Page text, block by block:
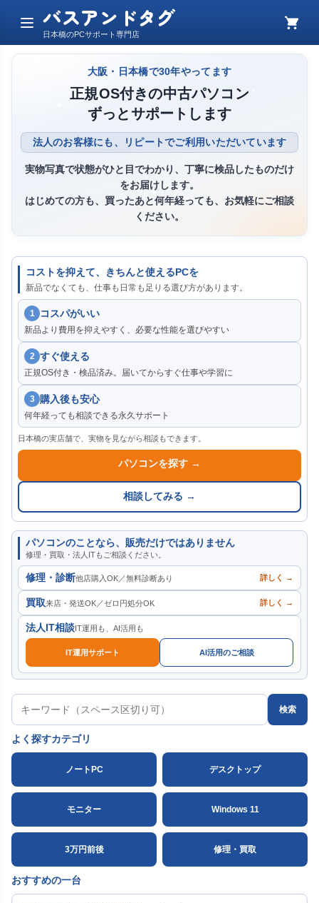
メ
ュ
バスアンドタグ
日本橋のPCサポート専門店
カ
ト
大阪・日本橋で30年やってます
正規OS付きの中古パソコン
ずっとサポートします
法人のお客様にも、リピートでご利用いただいています
実物写真で状態がひと目でわかり、丁寧に検品したものだけ
をお届けします。
はじめての方も、買ったあと何年経っても、お気軽にご相談
ください。
コストを抑えて、きちんと使えるPCを
新品でなくても、仕事も日常も足りる選び方があります。
1 コスパがいい
新品より費用を抑えやすく、必要な性能を選びやすい
2 すぐ使える
正規OS付き・検品済み。届いてからすぐ仕事や学習に
3 購入後も安心
何年経っても相談できる永久サポート
日本橋の実店舗で、実物を見ながら相談もできます。
パソコンを探す →
相談してみる →
パソコンのことなら、販売だけではありません
修理・買取・法人ITもご相談ください。
修理・診断他店購入OK／無料診断あり 詳しく →
買取来店・発送OK／ゼロ円処分OK 詳しく →
法人IT相談IT運用も、AI活用も
IT運用サポート AI活用のご相談
検索
よく探すカテゴリ
ノートPC デスクトップ
モニター Windows 11
3万円前後 修理・買取
おすすめの一台